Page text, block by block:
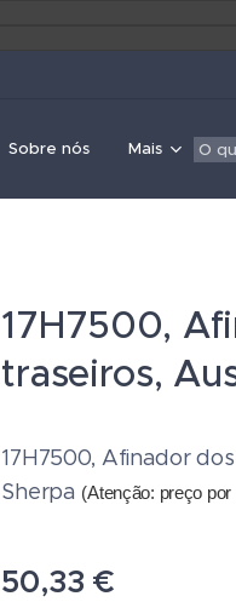
Sobre nós Mais
17H7500,
traseiros,
17H7500, Afinador
Sherpa (Atenção: preço por
50,33 €